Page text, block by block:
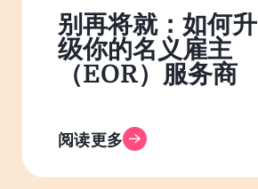
别再将就：如何升
级你的名义雇主
（EOR）服务商
阅读更多